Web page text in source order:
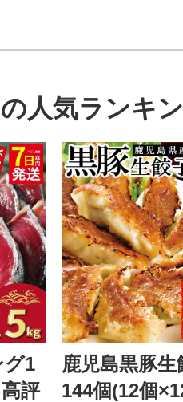
人気ランキ
グ1
評
鹿児島黒豚生
144個(12個